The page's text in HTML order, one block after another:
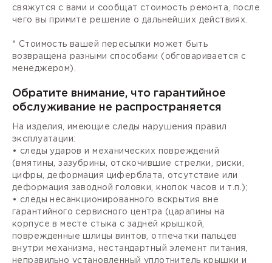
свяжутся с вами и сообщат стоимость ремонта, после
чего вы примите решение о дальнейших действиях.
* Стоимость вашей пересылки может быть
возвращена разными способами (обговаривается с
менеджером).
Обратите внимание, что гарантийное
обслуживание не распространяется
На изделия, имеющие следы нарушения правил
эксплуатации:
• следы ударов и механических повреждений
(вмятины, зазубрины, отскочившие стрелки, риски,
цифры, деформация циферблата, отсутствие или
деформация заводной головки, кнопок часов и т.п.);
• следы несанкционированного вскрытия вне
гарантийного сервисного центра (царапины на
корпусе в месте стыка с задней крышкой,
поврежденные шлицы винтов, отпечатки пальцев
внутри механизма, нестандартный элемент питания,
неправильно установленный уплотнитель крышки и